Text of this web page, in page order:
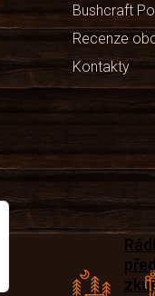
Bushcraft
Recenze
Kontakty
Rádi